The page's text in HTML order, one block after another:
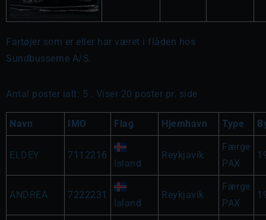
Fartøjer som er eller har været i flåden hos
Sundbusserne A/S.
Antal poster ialt: 5 . Viser 20 poster pr. side
Navn IMO Flag Hjemhavn Type
ELDEY 7112216
Island
Reykjavík
Færge
PAX
ANDREA 7222231
Island
Reykjavík
Færge
PAX